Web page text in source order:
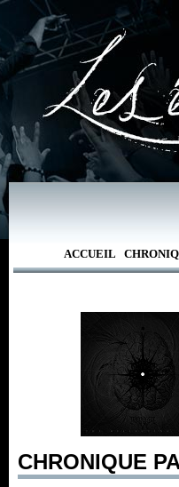
ACCUEIL
CHRONIQUE